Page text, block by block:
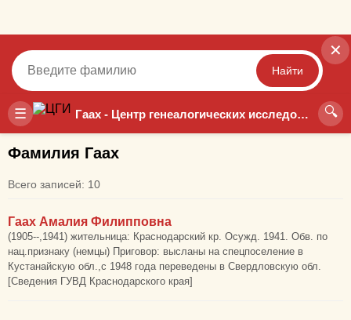
☰ Гаах - Центр генеалогических исследований 🔍
✕
Найти
Точный Неточный
Фамилия Гаах
Всего записей: 10
Гаах Амалия Филипповна
(1905--,1941) жительница: Краснодарский кр. Осужд. 1941. Обв. по
нац.признаку (немцы) Приговор: высланы на спецпоселение в
Кустанайскую обл.,с 1948 года переведены в Свердловскую обл.
[Сведения ГУВД Краснодарского края]